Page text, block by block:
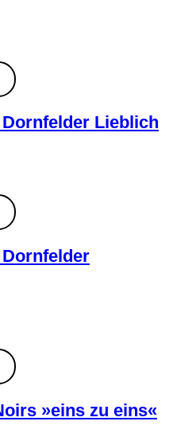
Lieblich
»eins zu eins«